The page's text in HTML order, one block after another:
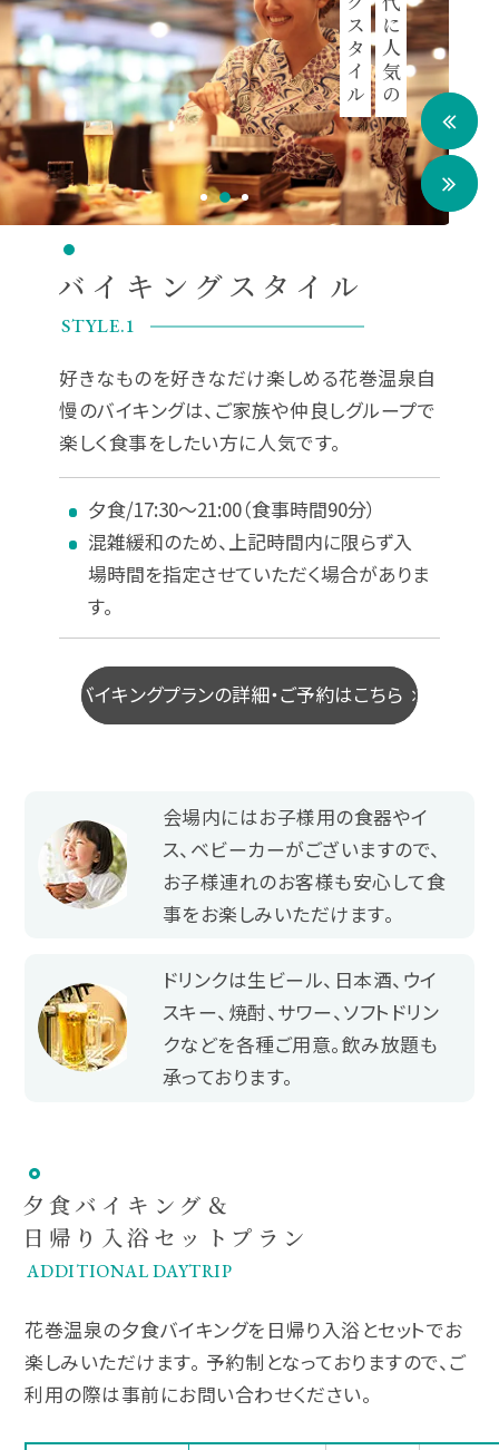
バイキングスタイル
STYLE.1
好きなものを好きなだけ楽しめる花巻温泉自
慢のバイキングは、ご家族や仲良しグループで
楽しく食事をしたい方に人気です。
夕食/17:30～21:00（食事時間90分）
混雑緩和のため、上記時間内に限らず入
場時間を指定させていただく場合がありま
す。
バイキングプランの詳細・ご予約はこちら
会場内にはお子様用の食器やイ
ス、ベビーカーがございますので、
お子様連れのお客様も安心して食
事をお楽しみいただけます。
ドリンクは生ビール、日本酒、ウイ
スキー、焼酎、サワー、ソフトドリン
クなどを各種ご用意。飲み放題も
承っております。
夕食バイキング＆
日帰り入浴セット プラン
ADDITIONAL DAYTRIP
花巻温泉の夕食バイキングを日帰り入浴とセットでお
楽しみいただけます。 予約制となっておりますので、ご
利用の際は事前にお問い合わせください。